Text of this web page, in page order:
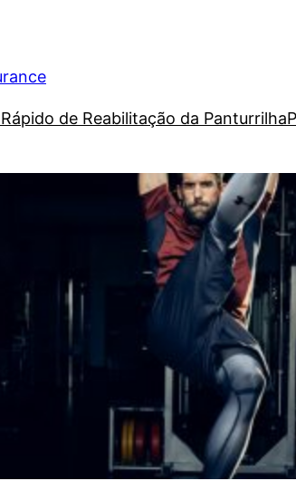
de Reabilitação da Panturrilha